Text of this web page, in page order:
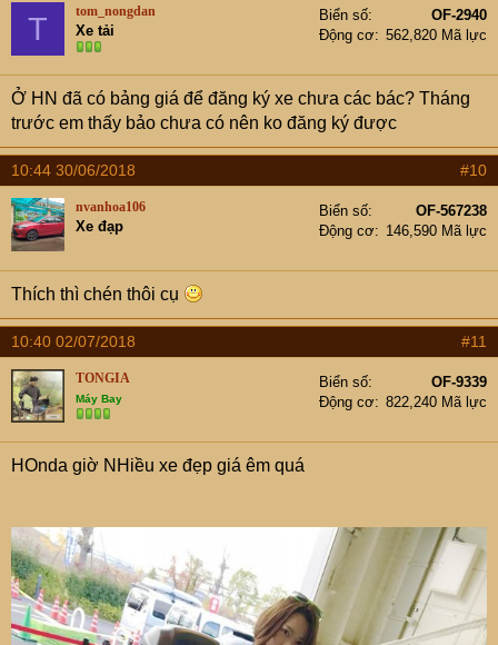
T tom_nongdan
Xe tải
Biển số
OF-2940
Động cơ
562,820 Mã lực
Ở HN đã có bảng giá để đăng ký xe chưa các bác? Tháng
trước em thấy bảo chưa có nên ko đăng ký được
10:44 30/06/2018 #10
nvanhoa106
Xe đạp
Biển số
OF-567238
Động cơ
146,590 Mã lực
Thích thì chén thôi cụ
10:40 02/07/2018 #11
TONGIA
Máy Bay
Biển số
OF-9339
Động cơ
822,240 Mã lực
HOnda giờ NHiều xe đẹp giá êm quá